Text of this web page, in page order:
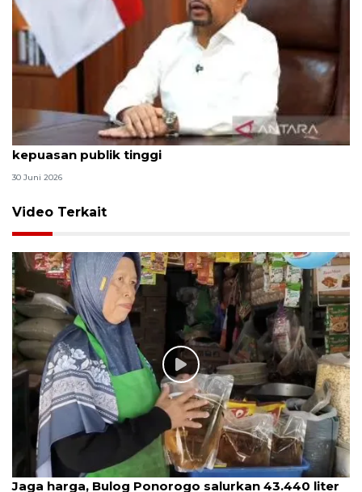
Qodari: Pemerintah tak puas diri meski tingkat
kepuasan publik tinggi
30 Juni 2026
Video Terkait
Jaga harga, Bulog Ponorogo salurkan 43.440 liter